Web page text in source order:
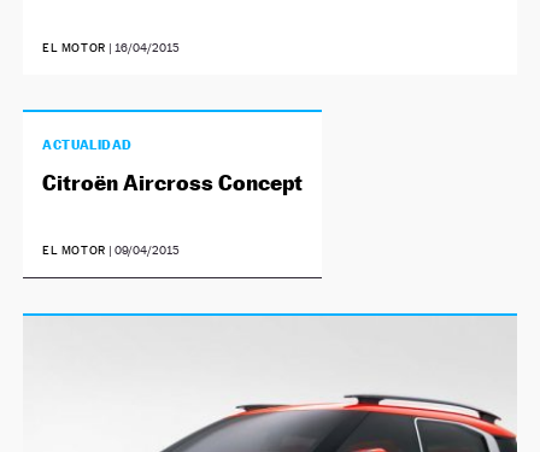
EL MOTOR | 16/04/2015
ACTUALIDAD
Citroën Aircross Concept
EL MOTOR | 09/04/2015